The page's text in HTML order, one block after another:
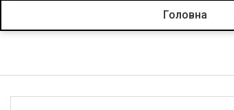
Головна